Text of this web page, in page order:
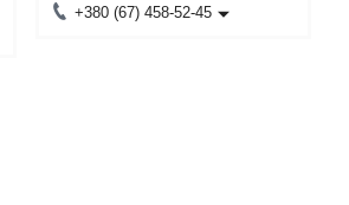
+380 (67) 458-52-45